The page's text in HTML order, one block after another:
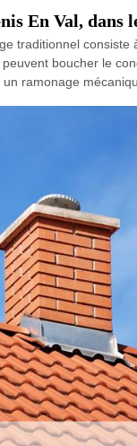
En Val,
traditionnel
boucher le
ramonage